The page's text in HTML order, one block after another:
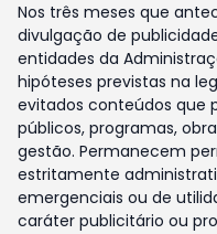
Nos três meses que
divulgação de
entidades da
hipóteses previstas na
evitados conteúdos que
públicos, programas,
gestão. Permanecem
estritamente
emergenciais ou de
caráter publicitário ou